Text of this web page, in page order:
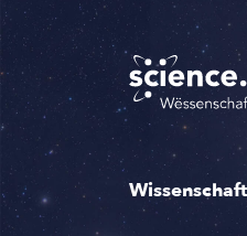
Skip
to
main
content